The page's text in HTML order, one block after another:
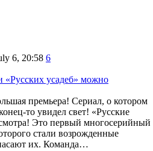
6, 20:58 6
«Русских усадеб» можно
премьера! Сериал, о котором
то увидел свет! «Русские
Это первый многосерийный
стали возрожденные
их. Команда…